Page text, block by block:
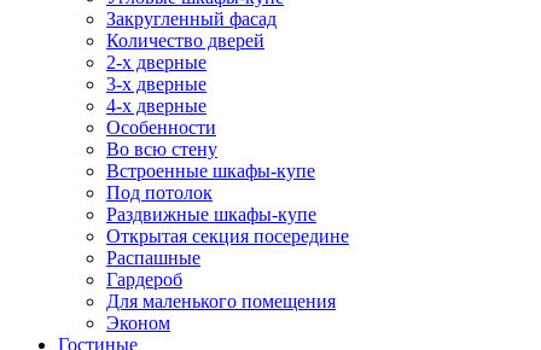
Закругленный фасад
Количество дверей
2-х дверные
3-х дверные
4-х дверные
Особенности
Во всю стену
Встроенные шкафы-купе
Под потолок
Раздвижные шкафы-купе
Открытая секция посередине
Распашные
Гардероб
Для маленького помещения
Эконом
Гостиные